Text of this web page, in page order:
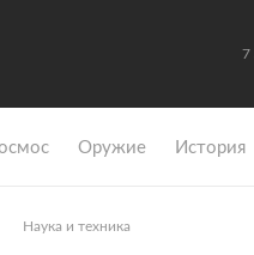
7
Оружие История
Наука и техника